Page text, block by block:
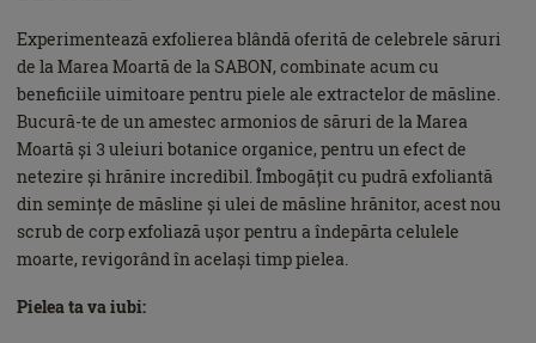
Experimentează exfolierea blândă oferită de celebrele săruri
de la Marea Moartă de la SABON, combinate acum cu
beneficiile uimitoare pentru piele ale extractelor de măsline.
Bucură-te de un amestec armonios de săruri de la Marea
Moartă și 3 uleiuri botanice organice, pentru un efect de
netezire și hrănire incredibil. Îmbogățit cu pudră exfoliantă
din semințe de măsline și ulei de măsline hrănitor, acest nou
scrub de corp exfoliază ușor pentru a îndepărta celulele
moarte, revigorând în același timp pielea.
Pielea ta va iubi: